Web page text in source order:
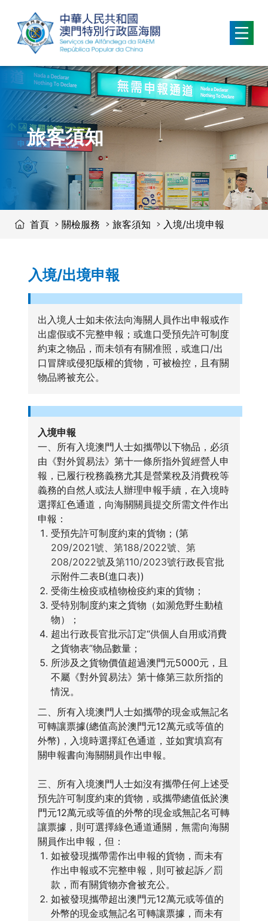
移動到内容區域
旅客須知
首頁 關檢服務 旅客須知 入境/出境申報
入境/出境申報
出入境人士如未依法向海關人員作出申報或作
出虛假或不完整申報；或進口受預先許可制度
約束之物品，而未領有有關准照，或進口/出
口冒牌或侵犯版權的貨物，可被檢控，且有關
物品將被充公。
入境申報
一、所有入境澳門人士如攜帶以下物品，必須
由《對外貿易法》第十一條所指外貿經營人申
報，已履行稅務義務尤其是營業稅及消費稅等
義務的自然人或法人辦理申報手續，在入境時
選擇紅色通道，向海關關員提交所需文件作出
申報：
受預先許可制度約束的貨物；(第
209/2021號、 第188/2022號、 第
208/2022號及第110/2023號行政長官批
示附件二表B(進口表))
受衛生檢疫或植物檢疫約束的貨物；
受特別制度約束之貨物（如瀕危野生動植
物）；
超出行政長官批示訂定“供個人自用或消費
之貨物表”物品數量；
所涉及之貨物價值超過澳門元5000元，且
不屬《對外貿易法》第十條第三款所指的
情況。
二、所有入境澳門人士如攜帶的現金或無記名
可轉讓票據(總值高於澳門元12萬元或等值的
外幣)，入境時選擇紅色通道，並如實填寫有
關申報書向海關關員作出申報。
三、所有入境澳門人士如沒有攜帶任何上述受
預先許可制度約束的貨物，或攜帶總值低於澳
門元12萬元或等值的外幣的現金或無記名可轉
讓票據，則可選擇綠色通道通關，無需向海關
關員作出申報，但：
如被發現攜帶需作出申報的貨物，而未有
作出申報或不完整申報，則可被起訴／罰
款，而有關貨物亦會被充公。
如被發現攜帶超出澳門元12萬元或等值的
外幣的現金或無記名可轉讓票據，而未有